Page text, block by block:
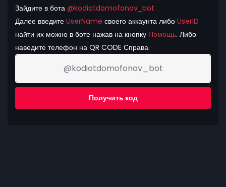
Зайдите в бота @kodiotdomofonov_bot
Далее введите UserName своего аккаунта либо UserID
найти их можно в боте нажав на кнопку Помощь. Либо
наведите телефон на QR CODE Справа.
Получить код